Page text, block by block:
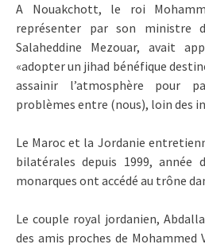
A Nouakchott, le roi
représenter par son ministre
Salaheddine Mezouar, avait
«adopter un jihad bénéfique
assainir l’atmosphère pour
problèmes entre (nous), loin des
Le Maroc et la Jordanie
bilatérales depuis 1999, année
monarques ont accédé au trône
Le couple royal jordanien,
des amis proches de Mohammed